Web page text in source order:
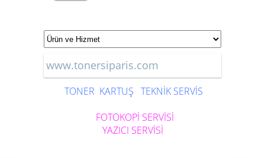
www.tonersiparis.com
TONER KARTUŞ TEKNİK SERVİS
FOTOKOPİ SERVİSİ
YAZICI SERVİSİ